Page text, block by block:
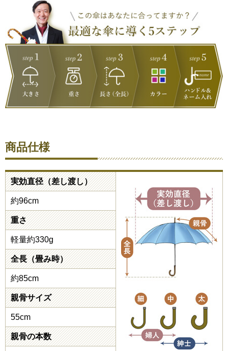
商品仕様
実効直径（差し渡し）
約96cm
重さ
軽量約330g
全長（畳み時）
約85cm
親骨サイズ
55cm
親骨の本数